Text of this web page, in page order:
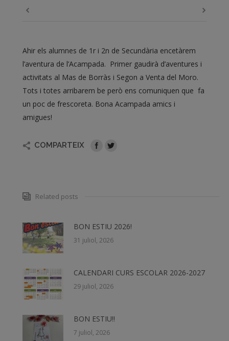
Ahir els alumnes de 1r i 2n de Secundària encetàrem
l’aventura de l’Acampada. Primer gaudirà d’aventures i
activitats al Mas de Borràs i Segon a Venta del Moro.
Tots i totes arribarem be però ens comuniquen que fa
un poc de frescoreta. Bona Acampada amics i
amigues!
COMPARTEIX
Related posts
BON ESTIU 2026!
31 juliol, 2026
CALENDARI CURS ESCOLAR 2026-2027
29 juliol, 2026
BON ESTIU!!
7 juliol, 2026